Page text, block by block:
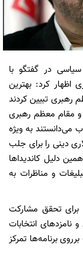
در گفتگو با
اظهار کرد: بهترین
رهبری تبیین کردند
و مقام معظم رهبری
می‌دانستند به ویژه
دینی را برای جلب
دلیل کاندیداها
و مناظرات به
برای تحقق مشارکت
نامزدهای انتخابات
برنامه‌ها تمرکز